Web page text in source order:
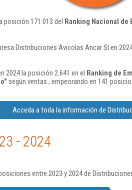
posición 171.013 del Ranking Nacional de
Distribuciones Avicolas Ancar Sl en
2024 la posición 2.641 en el Ranking de
según ventas , empeorando en 141
Acceda a toda la información de
- 2024
entre 2023 y 2024 de